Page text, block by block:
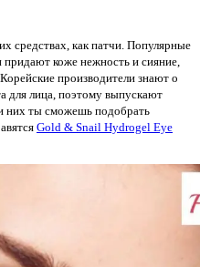
средствах, как патчи. Популярные
придают коже нежность и сияние,
производители знают о
для лица, поэтому выпускают
них ты сможешь подобрать
Gold & Snail Hydrogel Eye